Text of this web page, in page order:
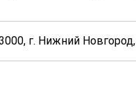
г. Нижний